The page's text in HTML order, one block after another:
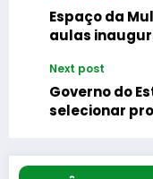
Espaço da
aulas
Next post
Governo do
selecionar